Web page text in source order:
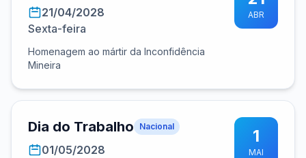
21/04/2028
Sexta-feira
Homenagem ao mártir da Inconfidência
Mineira
ABR
Dia do Trabalho Nacional
01/05/2028
1
MAI